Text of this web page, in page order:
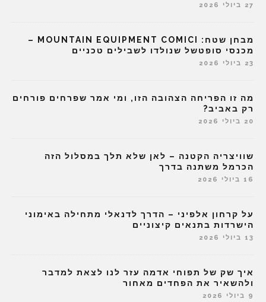
27 ביולי 2026
מבחן שטח: MOUNTAIN EQUIPMENT COMICI –
מכנסי סופטשל שנולדו לשבילים טכניים
23 ביולי 2026
מה זו הפריחה הצהובה הזו, ומי אמר שפרחים פורחים
רק באביב?
20 ביולי 2026
שוויצריה הקטנה – לאן שלא תלך במסלול הזה
הכרמל משתנה בדרך
16 ביולי 2026
על קרחון אלפיני – הדרך לדנאלי מתחילה באימוני
הישרדות בתנאים קיצוניים
13 ביולי 2026
איך שק של תפוחי אדמה עזר לנו לצאת למדבר
ולהשאיר את הפחדים מאחור
9 ביולי 2026